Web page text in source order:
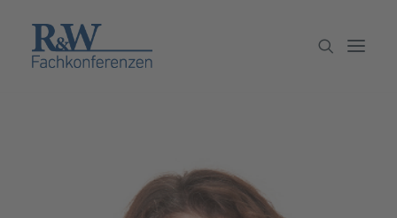
Partner werden
Newsletter